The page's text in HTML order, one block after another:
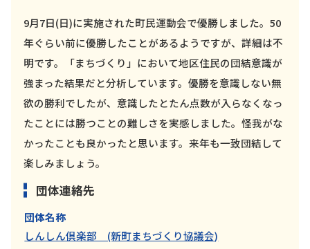
9月7日(日)に実施された町民運動会で優勝しました。50
年ぐらい前に優勝したことがあるようですが、詳細は不
明です。「まちづくり」において地区住民の団結意識が
強まった結果だと分析しています。優勝を意識しない無
欲の勝利でしたが、意識したとたん点数が入らなくなっ
たことには勝つことの難しさを実感しました。怪我がな
かったことも良かったと思います。来年も一致団結して
楽しみましょう。
団体連絡先
団体名称
しんしん倶楽部 (新町まちづくり協議会)